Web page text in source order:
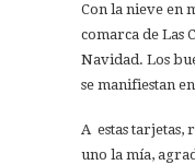
Con la nieve en
comarca de Las
Navidad. Los
se manifiestan
A estas tarjetas,
uno la mía,